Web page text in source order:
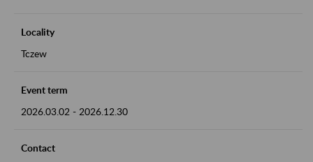
Locality
Tczew
Event term
2026.03.02 - 2026.12.30
Contact